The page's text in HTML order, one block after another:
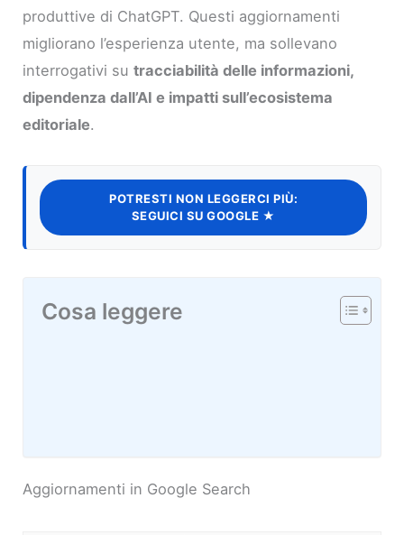
produttive di ChatGPT. Questi aggiornamenti
migliorano l’esperienza utente, ma sollevano
interrogativi sutracciabilità delle informazioni,
dipendenza dall’AI e impatti sull’ecosistema
editoriale.
POTRESTI NON LEGGERCI PIÙ:
SEGUICI SU GOOGLE ★
Cosa leggere
Aggiornamenti in Google Search